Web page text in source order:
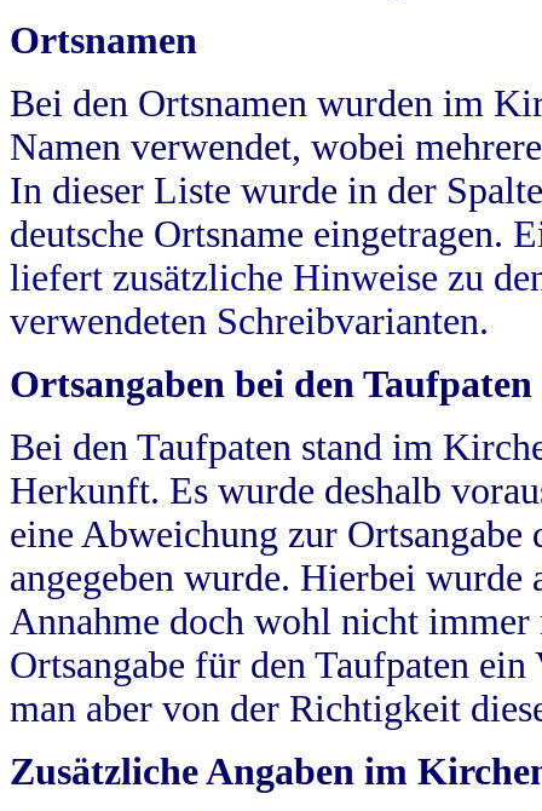
Ortsnamen
Bei den Ortsnamen wurden im
Namen verwendet, wobei
In dieser Liste wurde in der
deutsche Ortsname eingetragen.
liefert zusätzliche Hinweise zu
verwendeten Schreibvarianten.
Ortsangaben bei den Taufpaten
Bei den Taufpaten stand im
Herkunft. Es wurde deshalb
eine Abweichung zur
angegeben wurde. Hierbei wurde
Annahme doch wohl nicht
Ortsangabe für den Taufpaten
man aber von der Richtigkeit
Zusätzliche Angaben im